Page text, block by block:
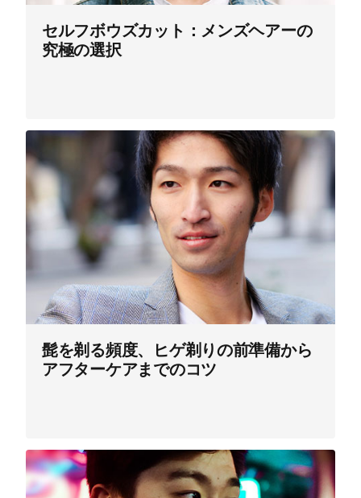
セルフボウズカット：メンズヘアーの
究極の選択
髭を剃る頻度、ヒゲ剃りの前準備から
アフターケアまでのコツ